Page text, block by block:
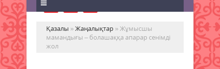
Қазалы »Жаңалықтар » Жұмысшы
мамандығы – болашаққа апарар сенімді
жол